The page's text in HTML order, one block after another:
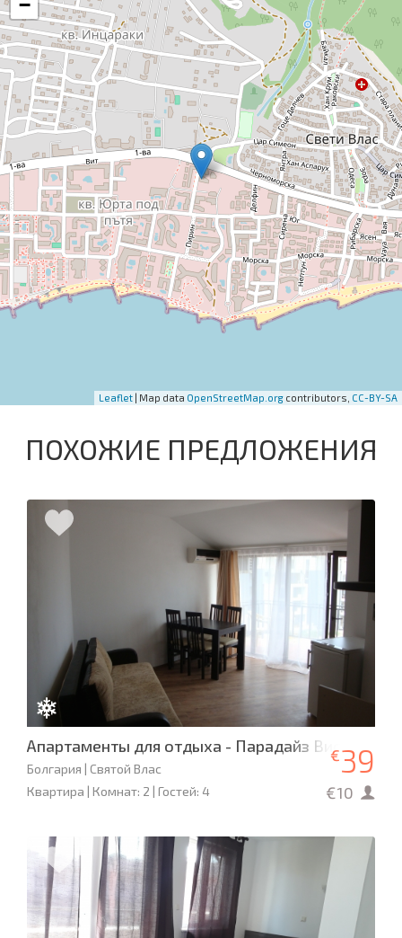
−
Leaflet | Map data OpenStreetMap.org contributors, CC-BY-SA
ПОХОЖИЕ ПРЕДЛОЖЕНИЯ
Апартаменты для отдыха - Парадайз Виста
Болгария | Святой Влас
Квартира | Комнат: 2 | Гостей: 4
€39
€10